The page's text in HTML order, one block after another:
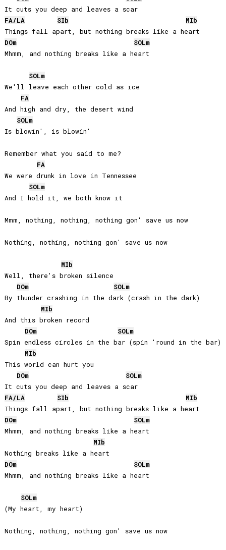
It cuts you deep and leaves a scar
FA/LA SIb
MIb
DOm SOLm
Mhmm, and nothing breaks like a heart
SOLm
We'll leave each other cold as ice
FA
And high and dry, the desert wind
SOLm
Is blowin', is blowin'
Remember what you said to me?
FA
We were drunk in love in Tennessee
SOLm
And I hold it, we both know it
Mmm, nothing, nothing, nothing gon' save us now
Nothing, nothing, nothing gon' save us now
MIb
Well, there's broken silence
DOm SOLm
By thunder crashing in the dark (crash in the dark)
MIb
And this broken record
DOm SOLm
Spin endless circles in the bar (spin 'round in the bar)
MIb
This world can hurt you
DOm SOLm
It cuts you deep and leaves a scar
FA/LA SIb
MIb
DOm SOLm
Mhmm, and nothing breaks like a heart
MIb
DOm SOLm
Mhmm, and nothing breaks like a heart
SOLm
(My heart, my heart)
Nothing, nothing, nothing gon' save us now